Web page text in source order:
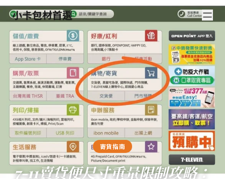
小卡包材首選
寄貨指南
7-11賣貨便尺寸重量限制攻略：